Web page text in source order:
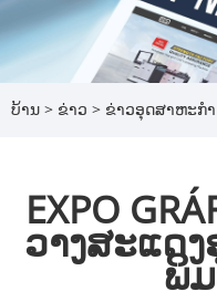
ບ້ານ > ຂ່າວ > ຂ່າວອຸດສາຫະກໍາ
EXPO
ວາງສະແດ
ພິ